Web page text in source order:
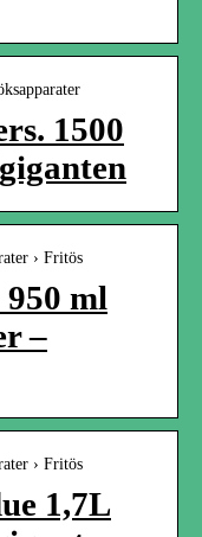
1500
› Fritös
ml
–
› Fritös
1,7L